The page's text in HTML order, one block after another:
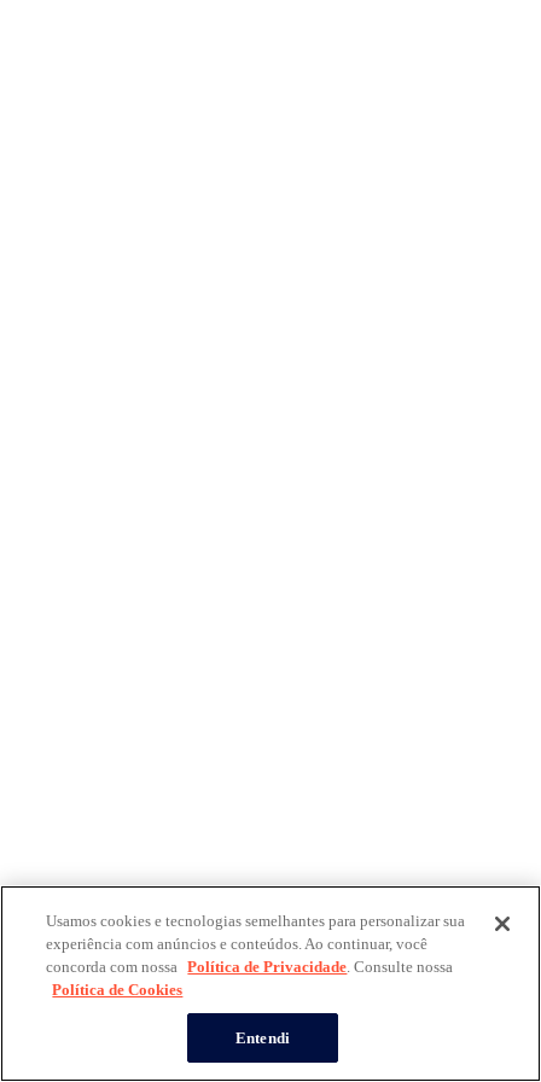
Usamos cookies e tecnologias semelhantes para personalizar sua
experiência com anúncios e conteúdos. Ao continuar, você
concorda com nossa Política de Privacidade. Consulte nossa
Política de Cookies
Entendi